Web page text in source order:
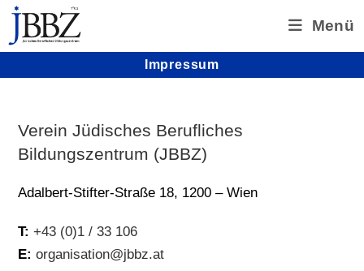
Zum
springen
Menü
Impressum
Verein Jüdisches Berufliches
Bildungszentrum (JBBZ)
Adal­bert-Stif­ter-Straße 18, 1200 – Wien
T: +43 (0)1 / 33 106
E: organisation@jbbz.at